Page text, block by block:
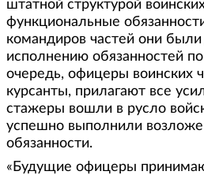
штатной структурой
функциональные
командиров частей они
исполнению обязанностей
очередь, офицеры воинских
курсанты, прилагают все
стажеры вошли в русло
успешно выполнили
обязанности.
«Будущие офицеры